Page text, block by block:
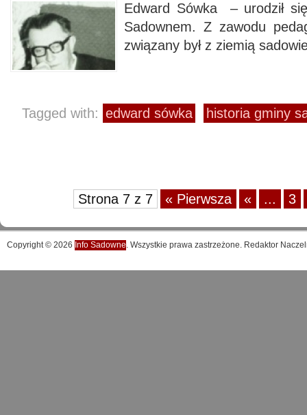
Edward Sówka – urodził
Sadownem. Z zawodu
związany był z ziemią
Tagged with: edward sówka historia gminy
Strona 7 z 7 « Pierwsza « ... 3
Copyright © 2026 Info Sadowne. Wszystkie prawa zastrzeżone. Redaktor